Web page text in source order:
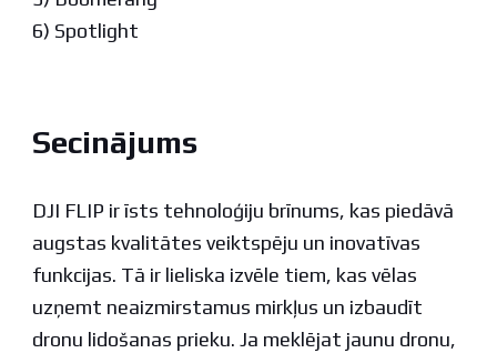
6) Spotlight
Secinājums
DJI FLIP ir īsts tehnoloģiju brīnums, kas piedāvā
augstas kvalitātes veiktspēju un inovatīvas
funkcijas. Tā ir lieliska izvēle tiem, kas vēlas
uzņemt neaizmirstamus mirkļus un izbaudīt
dronu lidošanas prieku. Ja meklējat jaunu dronu,